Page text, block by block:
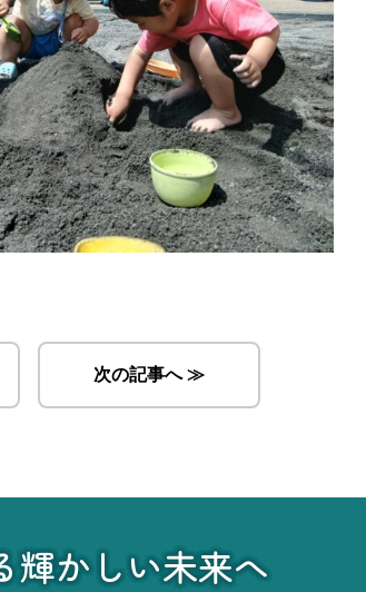
次の記事へ ≫
輝かしい未来へ